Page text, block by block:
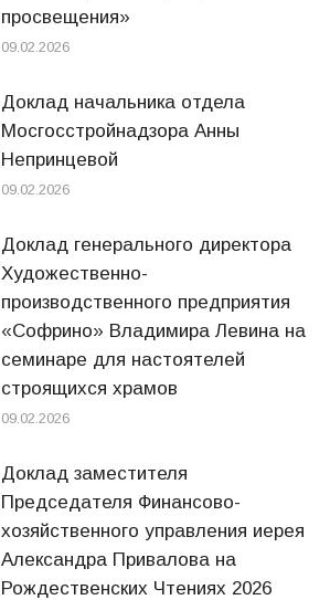
просвещения»
09.02.2026
Доклад начальника отдела
Мосгосстройнадзора Анны
Непринцевой
09.02.2026
Доклад генерального директора
Художественно-
производственного предприятия
«Софрино» Владимира Левина на
семинаре для настоятелей
строящихся храмов
09.02.2026
Доклад заместителя
Председателя Финансово-
хозяйственного управления иерея
Александра Привалова на
Рождественских Чтениях 2026